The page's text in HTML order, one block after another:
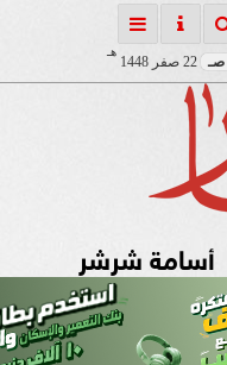
22 صفر 1448
هـ
أسامة شرشر